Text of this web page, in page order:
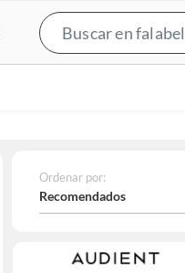
Ordenar por:
Recomendados